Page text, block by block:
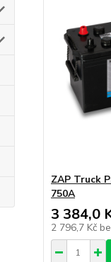
ZAP Truck
750A
3 384,0
2 796,7 Kč